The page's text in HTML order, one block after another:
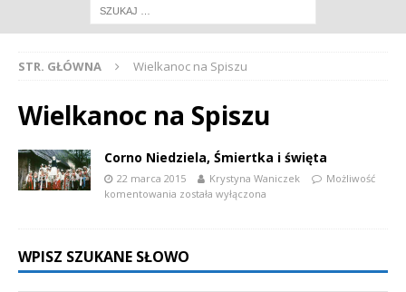
STR. GŁÓWNA Wielkanoc na Spiszu
Wielkanoc na Spiszu
Corno Niedziela, Śmiertka i święta
22 marca 2015 Krystyna Waniczek
Możliwość
komentowania została wyłączona
WPISZ SZUKANE SŁOWO